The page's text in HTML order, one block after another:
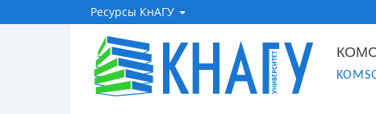
Ресурсы КнАГУ